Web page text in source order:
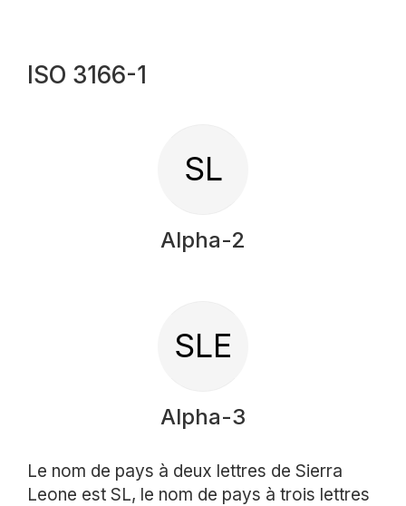
ISO 3166-1
SL
Alpha-2
SLE
Alpha-3
Le nom de pays à deux lettres de Sierra
Leone est SL, le nom de pays à trois lettres